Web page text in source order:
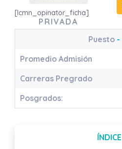
[lcmn_opinator_ficha]
PRIVADA
Puesto -
Promedio Admisión
Carreras Pregrado
Posgrados:
ÍNDICE